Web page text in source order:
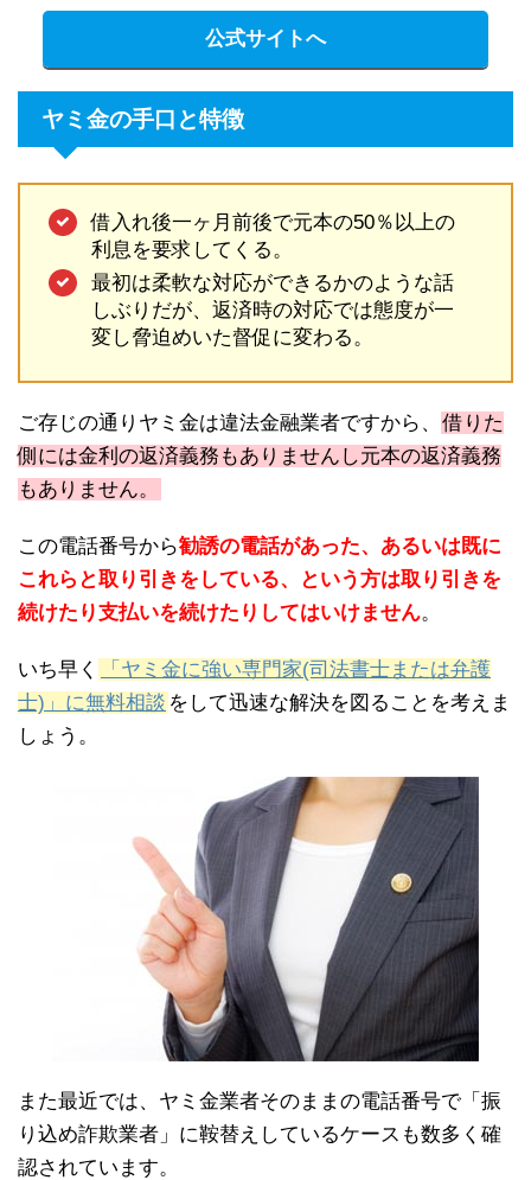
公式サイトへ
ヤミ金の手口と特徴
借入れ後一ヶ月前後で元本の50％以上の
利息を要求してくる。
最初は柔軟な対応ができるかのような話
しぶりだが、返済時の対応では態度が一
変し脅迫めいた督促に変わる。
ご存じの通りヤミ金は違法金融業者ですから、
借りた
側には金利の返済義務もありませんし元本の返済義務
もありません。
この電話番号から勧誘の電話があった、あるいは既に
これらと取り引きをしている、という方は取り引きを
続けたり支払いを続けたりしてはいけません。
いち早く
「ヤミ金に強い専門家(司法書士または弁護
士)」に無料相談 をして迅速な解決を図ることを考えま
しょう。
また最近では、ヤミ金業者そのままの電話番号で「振
り込め詐欺業者」に鞍替えしているケースも数多く確
認されています。